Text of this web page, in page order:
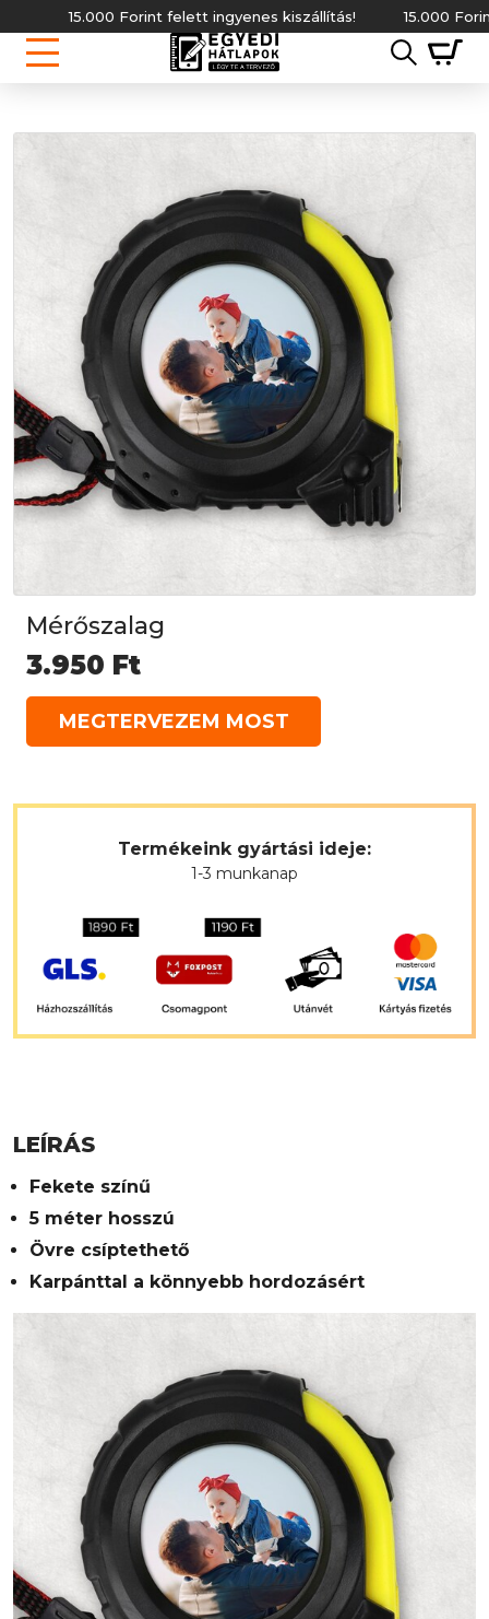
15.000 Forint felett ingyenes kiszállítás! 15.000 Forint
Mérőszalag
3.950 Ft
MEGTERVEZEM MOST
Termékeink gyártási ideje:
1-3 munkanap
LEÍRÁS
Fekete színű
5 méter hosszú
Övre csíptethető
Karpánttal a könnyebb hordozásért